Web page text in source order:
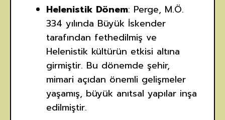
Helenistik Dönem: Perge, M.Ö.
334 yılında Büyük İskender
tarafından fethedilmiş ve
Helenistik kültürün etkisi altına
girmiştir. Bu dönemde şehir,
mimari açıdan önemli gelişmeler
yaşamış, büyük anıtsal yapılar inşa
edilmiştir.